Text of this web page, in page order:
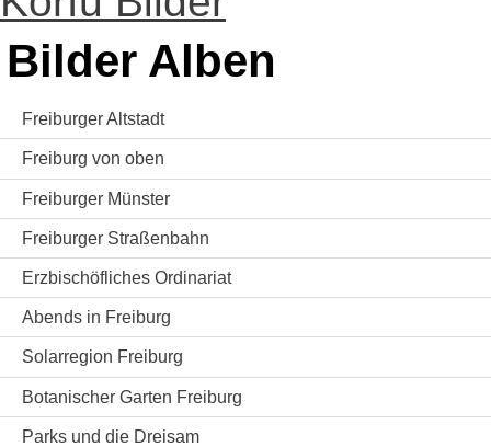
Bilder Alben
Freiburger Altstadt
Freiburg von oben
Freiburger Münster
Freiburger Straßenbahn
Erzbischöfliches Ordinariat
Abends in Freiburg
Solarregion Freiburg
Botanischer Garten Freiburg
Parks und die Dreisam